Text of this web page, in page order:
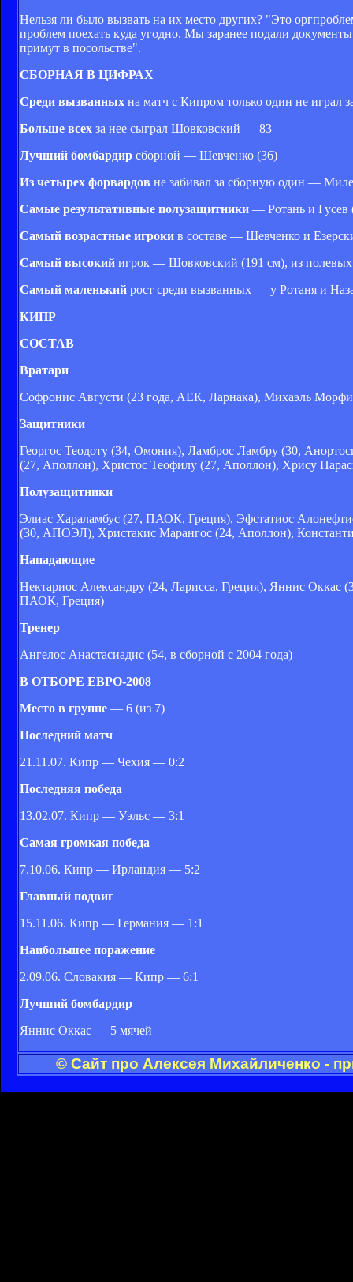
Нельзя ли было вызвать на их место других? "Это
проблем поехать куда угодно. Мы заранее подали
примут в посольстве".
СБОРНАЯ В ЦИФРАХ
Среди вызванных на матч с Кипром только один не играл
Больше всех за нее сыграл Шовковский — 83
Лучший бомбардир сборной — Шевченко (36)
Из четырех форвардов не забивал за сборную один —
Самые результативные полузащитники — Ротань и Гусев
Самый возрастные игроки в составе — Шевченко и
Самый высокий игрок — Шовковский (191 см), из
Самый маленький рост среди вызванных — у Ротаня и
КИПР
СОСТАВ
Вратари
Софронис Августи (23 года, АЕК, Ларнака), Михаэль
Защитники
Георгос Теодоту (34, Омония), Ламброс Ламбру (30,
(27, Аполлон), Христос Теофилу (27, Аполлон), Хрису
Полузащитники
Элиас Хараламбус (27, ПАОК, Греция), Эфстатиос
(30, АПОЭЛ), Христакис Марангос (24, Аполлон),
Нападающие
Нектариос Александру (24, Ларисса, Греция), Яннис
ПАОК, Греция)
Тренер
Ангелос Анастасиадис (54, в сборной с 2004 года)
В ОТБОРЕ ЕВРО-2008
Место в группе — 6 (из 7)
Последний матч
21.11.07. Кипр — Чехия — 0:2
Последняя победа
13.02.07. Кипр — Уэльс — 3:1
Самая громкая победа
7.10.06. Кипр — Ирландия — 5:2
Главный подвиг
15.11.06. Кипр — Германия — 1:1
Наибольшее поражение
2.09.06. Словакия — Кипр — 6:1
Лучший бомбардир
Яннис Оккас — 5 мячей
© Сайт про Алексея Михайличенко -